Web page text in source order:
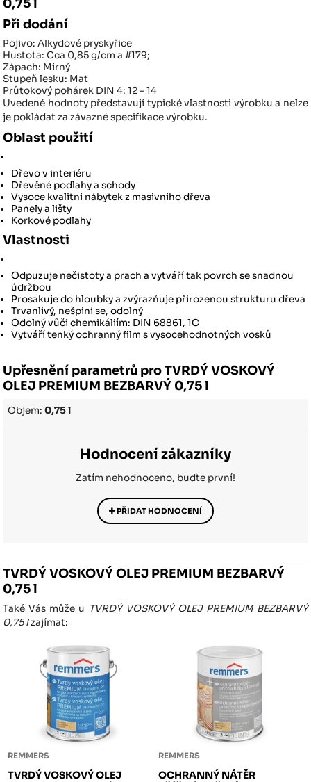
0,75 l
Při dodání
Pojivo:Alkydové pryskyřice
Hustota:Cca 0,85 g/cm a #179;
Zápach: Mírný
Stupeň lesku: Mat
Průtokový pohárek DIN 4:12 - 14
Uvedené hodnoty představují typické vlastnosti výrobku a nelze
je pokládat za závazné specifikace výrobku.
Oblast použití
Dřevo v interiéru
Dřevěné podlahy a schody
Vysoce kvalitní nábytek z masivního dřeva
Panely a lišty
Korkové podlahy
Vlastnosti
Odpuzuje nečistoty a prach a vytváří tak povrch se snadnou
údržbou
Prosakuje do hloubky a zvýrazňuje přirozenou strukturu dřeva
Trvanlivý, nešpiní se, odolný
Odolný vůči chemikáliím: DIN 68861, 1C
Vytváří tenký ochranný film s vysocehodnotných vosků
Upřesnění parametrů pro TVRDÝ VOSKOVÝ
OLEJ PREMIUM BEZBARVÝ 0,75 l
Objem:0,75 l
Hodnocení zákazníky
Zatím nehodnoceno, buďte první!
PŘIDAT HODNOCENÍ
TVRDÝ VOSKOVÝ OLEJ PREMIUM BEZBARVÝ
0,75 l
Také Vás může u TVRDÝ VOSKOVÝ OLEJ PREMIUM BEZBARVÝ
0,75 lzajímat:
REMMERS
TVRDÝ VOSKOVÝ OLEJ
REMMERS
OCHRANNÝ NÁTĚR